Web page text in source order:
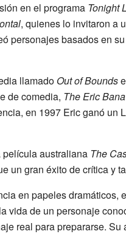
en el programa Tonight
, quienes lo invitaron a
personajes basados en
llamado Out of Bounds
de comedia, The Eric
en 1997 Eric ganó un
película australiana The
un gran éxito de crítica y
en papeles
vida de un personaje
real para prepararse.